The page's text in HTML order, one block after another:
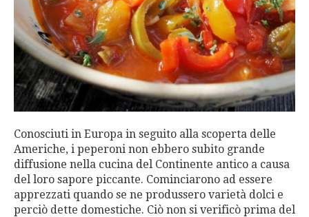
Conosciuti in Europa in seguito alla scoperta delle
Americhe, i peperoni non ebbero subito grande
diffusione nella cucina del Continente antico a causa
del loro sapore piccante. Cominciarono ad essere
apprezzati quando se ne produssero varietà dolci e
perciò dette domestiche. Ciò non si verificò prima del